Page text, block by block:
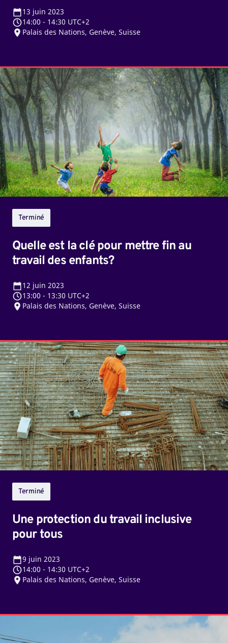
13 juin 2023
14:00 - 14:30 UTC+2
Palais des Nations, Genève, Suisse
Quelle
est
la
clé
pour
mettre
fin
au
travail
des
enfants?
Terminé
Quelle est la clé pour mettre fin au
travail des enfants?
12 juin 2023
13:00 - 13:30 UTC+2
Palais des Nations, Genève, Suisse
Une
protection
du
travail
inclusive
pour
tous
Terminé
Une protection du travail inclusive
pour tous
9 juin 2023
14:00 - 14:30 UTC+2
Palais des Nations, Genève, Suisse
normes